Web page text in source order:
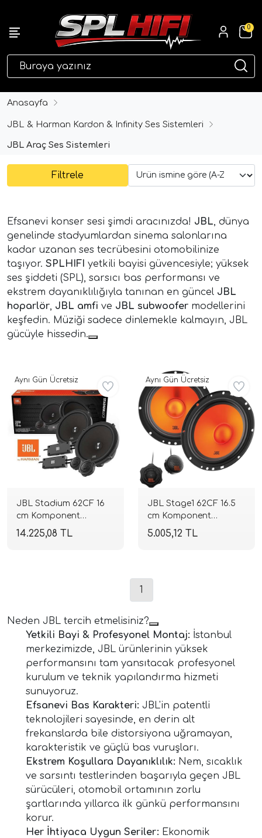
0
Anasayfa
JBL & Harman Kardon & Infinity Ses Sistemleri
JBL Araç Ses Sistemleri
Modelleri
Setleri)
Arac Baslari)
Filtrele
Efsanevi konser sesi şimdi aracınızda! JBL, dünya
genelinde stadyumlardan sinema salonlarına
kadar uzanan ses tecrübesini otomobilinize
taşıyor. SPLHIFI yetkili bayisi güvencesiyle; yüksek
ses şiddeti (SPL), sarsıcı bas performansı ve
ekstrem dayanıklılığıyla tanınan en güncel JBL
hoparlör, JBL amfi ve JBL subwoofer modellerini
keşfedin. Müziği sadece dinlemekle kalmayın, JBL
gücüyle hissedin.
JBL Stadium 62CF 16
cm Komponent
Hoparlör Seti | 110W
RMS | SPLHIFI
14.225,08 TL
Aynı Gün Ücretsiz
JBL Stage1 62CF 16.5
cm Komponent
Hoparlör Seti | 640W |
SPLHIFI
5.005,12 TL
Aynı Gün Ücretsiz
1
Neden JBL tercih etmelisiniz?
Yetkili Bayi & Profesyonel Montaj: İstanbul
merkezimizde, JBL ürünlerinin yüksek
performansını tam yansıtacak profesyonel
kurulum ve teknik yapılandırma hizmeti
sunuyoruz.
Efsanevi Bas Karakteri: JBL'in patentli
teknolojileri sayesinde, en derin alt
frekanslarda bile distorsiyona uğramayan,
karakteristik ve güçlü bas vuruşları.
Ekstrem Koşullara Dayanıklılık: Nem, sıcaklık
ve sarsıntı testlerinden başarıyla geçen JBL
sürücüleri, otomobil ortamının zorlu
şartlarında yıllarca ilk günkü performansını
korur.
Her İhtiyaca Uygun Seriler: Ekonomik